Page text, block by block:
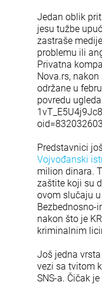
Jedan oblik
jesu tužbe
zastraše
problemu ili
Privatna
Nova.rs,
održane u
povredu
Predstavnici
Vojvođanski
milion dinara.
zaštite koji su
ovom slučaju
Bezbednosno-
nakon što je
kriminalnim
Još jedna
vezi sa tvitom
SNS-a. Čičak